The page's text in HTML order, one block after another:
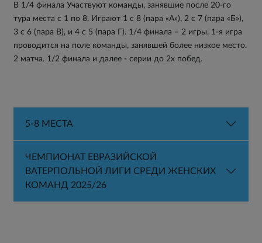
В 1/4 финала Участвуют команды, занявшие после 20-го
тура места с 1 по 8. Играют 1 с 8 (пара «А»), 2 с 7 (пара «Б»),
3 с 6 (пара В), и 4 с 5 (пара Г). 1/4 финала – 2 игры. 1-я игра
проводится на поле команды, занявшей более низкое место.
2 матча. 1/2 финала и далее - серии до 2х побед.
5-8 МЕСТА
ЧЕМПИОНАТ ЕВРАЗИЙСКОЙ
ВАТЕРПОЛЬНОЙ ЛИГИ СРЕДИ ЖЕНСКИХ
КОМАНД 2025/26